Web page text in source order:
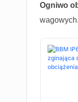
Ogniwo
wagowych.